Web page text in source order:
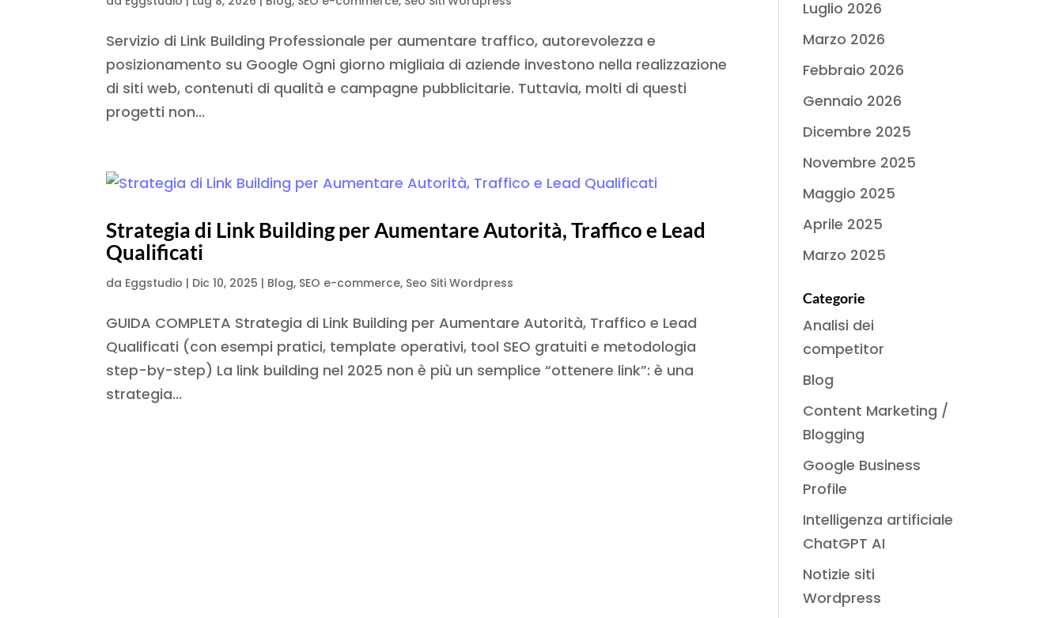
Servizio di Link Building Professionale per aumentare traffico, autorevolezza e
posizionamento su Google Ogni giorno migliaia di aziende investono nella realizzazione
di siti web, contenuti di qualità e campagne pubblicitarie. Tuttavia, molti di questi
progetti non...
Strategia di Link Building per Aumentare Autorità, Traffico e Lead
Qualificati
da Eggstudio | Dic 10, 2025 | Blog, SEO e-commerce, Seo Siti Wordpress
GUIDA COMPLETA Strategia di Link Building per Aumentare Autorità, Traffico e Lead
Qualificati (con esempi pratici, template operativi, tool SEO gratuiti e metodologia
step-by-step) La link building nel 2025 non è più un semplice “ottenere link”: è una
strategia...
Luglio 2026
Marzo 2026
Febbraio 2026
Gennaio 2026
Dicembre 2025
Novembre 2025
Maggio 2025
Aprile 2025
Marzo 2025
Categorie
Analisi dei
competitor
Blog
Content Marketing /
Blogging
Google Business
Profile
Intelligenza artificiale
ChatGPT AI
Notizie siti
Wordpress